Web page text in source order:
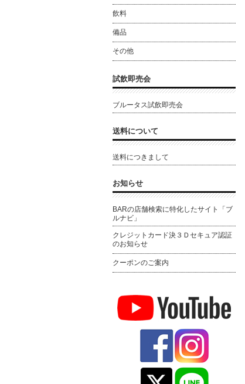
飲料
備品
その他
試飲即売会
ブルータス試飲即売会
送料について
送料につきまして
お知らせ
BARの店舗検索に特化したサイト「ブ
ルナビ」
クレジットカード決３Ｄセキュア認証
のお知らせ
クーポンのご案内